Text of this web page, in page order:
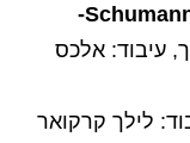
עיבוד: אלכס
לילך קרקואר